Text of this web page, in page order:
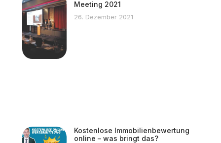
Meeting 2021
26. Dezember 2021
Kostenlose Immobilienbewertung
online – was bringt das?